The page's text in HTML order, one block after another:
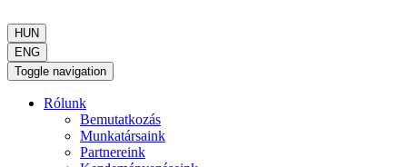
HUN
ENG
Toggle navigation
Rólunk
Bemutatkozás
Munkatársaink
Partnereink